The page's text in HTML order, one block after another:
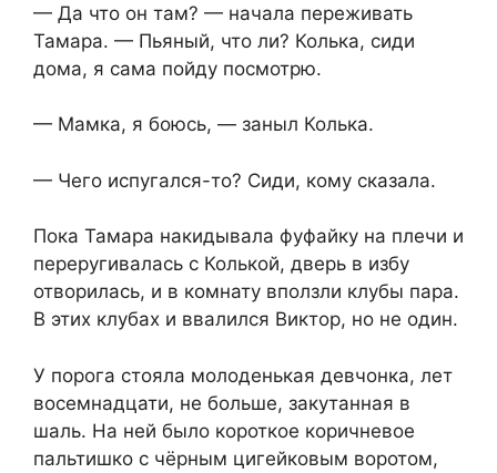
— Да что он там? — начала переживать
Тамара. — Пьяный, что ли? Колька, сиди
дома, я сама пойду посмотрю.
— Мамка, я боюсь, — заныл Колька.
— Чего испугался-то? Сиди, кому сказала.
Пока Тамара накидывала фуфайку на плечи и
переругивалась с Колькой, дверь в избу
отворилась, и в комнату вползли клубы пара.
В этих клубах и ввалился Виктор, но не один.
У порога стояла молоденькая девчонка, лет
восемнадцати, не больше, закутанная в
шаль. На ней было короткое коричневое
пальтишко с чёрным цигейковым воротом,